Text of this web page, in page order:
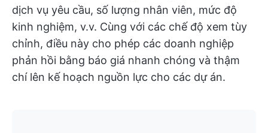
dịch vụ yêu cầu, số lượng nhân viên, mức độ
kinh nghiệm, v.v. Cùng với các chế độ xem tùy
chỉnh, điều này cho phép các doanh nghiệp
phản hồi bằng báo giá nhanh chóng và thậm
chí lên kế hoạch nguồn lực cho các dự án.